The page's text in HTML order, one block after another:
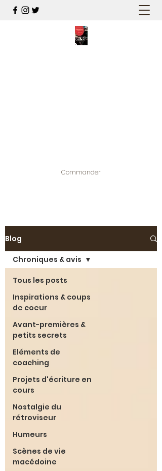
Commander
Blog
Tous les posts
Inspirations & coups
de coeur
Avant-premières &
petits secrets
Eléments de
coaching
Projets d'écriture en
cours
Nostalgie du
rétroviseur
Humeurs
Scènes de vie
macédoine
Chroniques & avis